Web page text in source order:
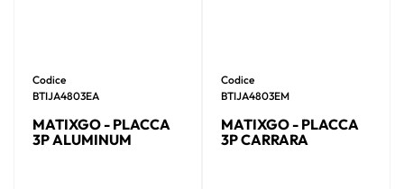
Codice
BTIJA4803EA
MATIXGO - PLACCA
3P ALUMINUM
Codice
BTIJA4803EM
MATIXGO - PLACCA
3P CARRARA